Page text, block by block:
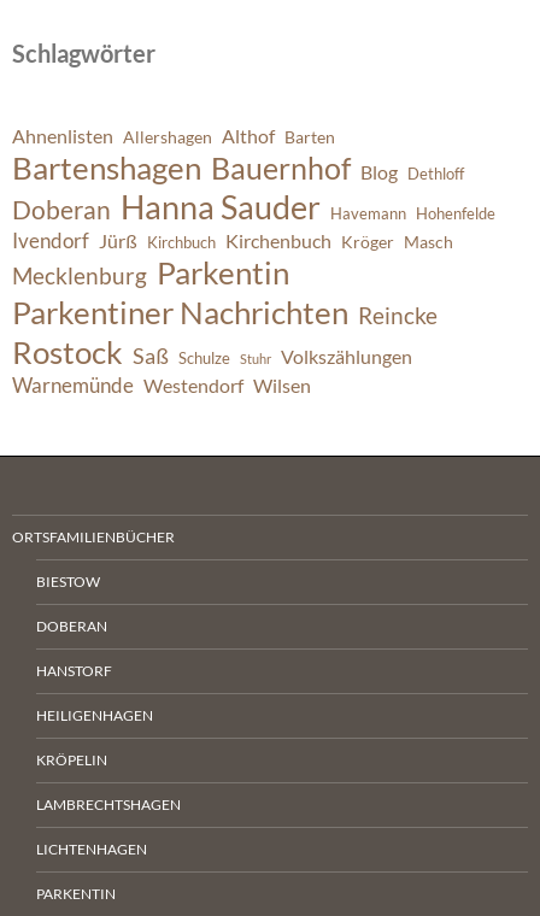
Schlagwörter
Ahnenlisten Allershagen Althof Barten
Bartenshagen Bauernhof Blog Dethloff
Doberan Hanna Sauder Havemann Hohenfelde
Ivendorf Jürß Kirchbuch Kirchenbuch Kröger Masch
Mecklenburg Parkentin
Parkentiner Nachrichten Reincke
Rostock Saß Schulze Stuhr Volkszählungen
Warnemünde Westendorf Wilsen
ORTSFAMILIENBÜCHER
BIESTOW
DOBERAN
HANSTORF
HEILIGENHAGEN
KRÖPELIN
LAMBRECHTSHAGEN
LICHTENHAGEN
PARKENTIN